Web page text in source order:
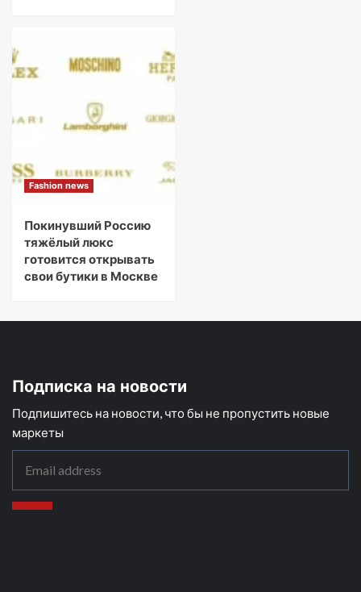
Fashion news
Покинувший Россию
тяжёлый люкс
готовится открывать
свои бутики в Москве
Подписка на новости
Подпишитесь на новости, что бы не пропустить новые
маркеты